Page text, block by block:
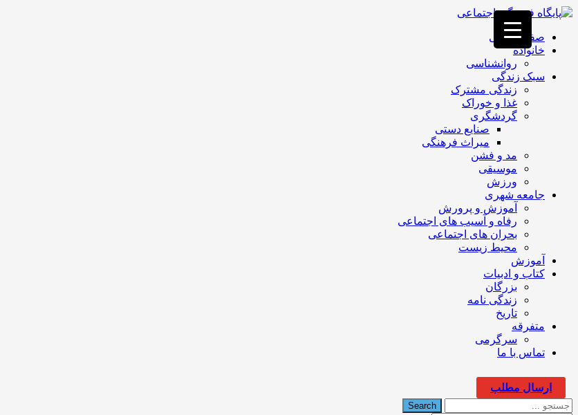
فصد
غرب
تهران
خشکشویی
تصفیه
تهران
صفحه اصلی
خانواده
روانشناسی
سبک زندگی
زندگی مشترک
غذا و خوراک
گردشگری
صنایع دستی
میراث فرهنگی
مد و فشن
موسیقی
ورزش
جامعه شهری
آموزش و پرورش
رفاه و آسیب های اجتماعی
بحران های اجتماعی
محیط زیست
آموزش
کتاب و ادبیات
بزرگان
زندگی نامه
تاریخ
متفرقه
سرگرمی
تماس با ما
ارسال مطلب